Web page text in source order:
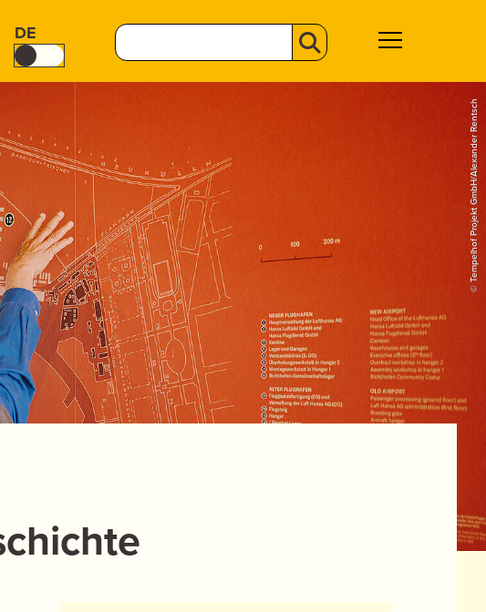
DE
© Tempelhof Projekt GmbH/Alexander Rentsch